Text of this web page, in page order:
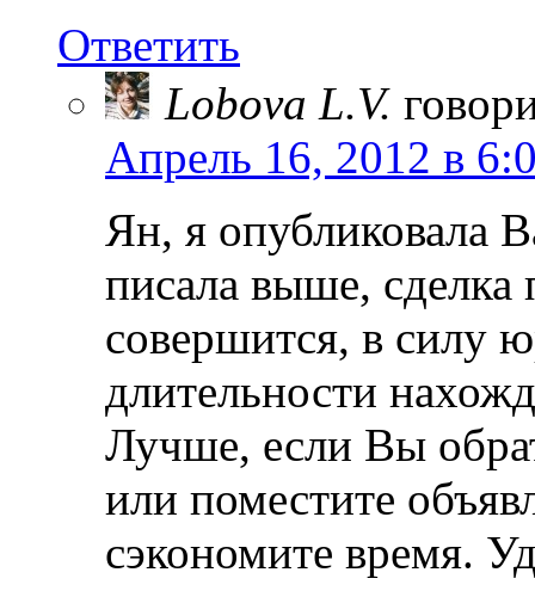
Ответить
Lobova L.V.
Апрель 16, 2012 в
Ян, я опубликовала
писала выше, сделка
совершится, в силу
длительности
Лучше, если Вы
или поместите
сэкономите время.